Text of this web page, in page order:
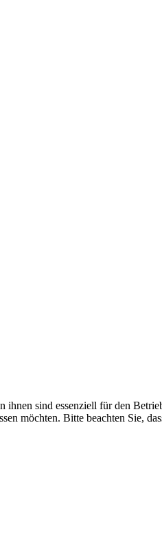
sind essenziell für den
möchten. Bitte beachten Sie,